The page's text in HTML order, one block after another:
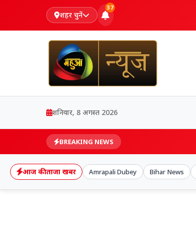
शहर चुनें
37
शनिवार, 8 अगस्त 2026
BREAKING NEWS
आज की ताजा खबर Amrapali Dubey Bihar News